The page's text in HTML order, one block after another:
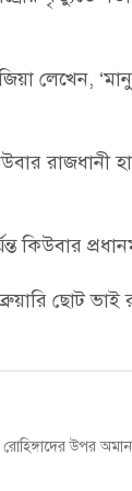
লেখেন,
রাজধানী
ছোট ভাই
উপর